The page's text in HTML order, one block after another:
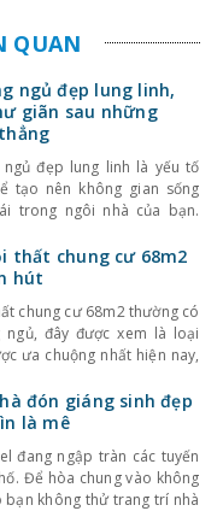
QUAN
ngủ đẹp lung linh,
giãn sau những
đẹp lung linh là yếu tố
tạo nên không gian sống
trong ngôi nhà của bạn.
sau những ngày làm việc
giúp bạn thư giãn và nghỉ
thất chung cư 68m2
hút
chung cư 68m2 thường có
đây được xem là loại
ưa chuộng nhất hiện nay,
Làm Nhà sẽ chia sẻ
thiết kế nội thất chung
đón giáng sinh đẹp
là mê
đang ngập tràn các tuyến
Để hòa chung vào không
bạn không thử trang trí nhà